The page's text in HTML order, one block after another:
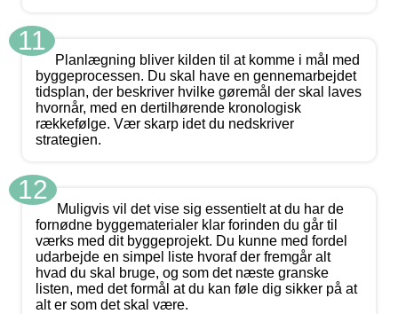
11
Planlægning bliver kilden til at komme i mål med
byggeprocessen. Du skal have en gennemarbejdet
tidsplan, der beskriver hvilke gøremål der skal laves
hvornår, med en dertilhørende kronologisk
rækkefølge. Vær skarp idet du nedskriver
strategien.
12
Muligvis vil det vise sig essentielt at du har de
fornødne byggematerialer klar forinden du går til
værks med dit byggeprojekt. Du kunne med fordel
udarbejde en simpel liste hvoraf der fremgår alt
hvad du skal bruge, og som det næste granske
listen, med det formål at du kan føle dig sikker på at
alt er som det skal være.